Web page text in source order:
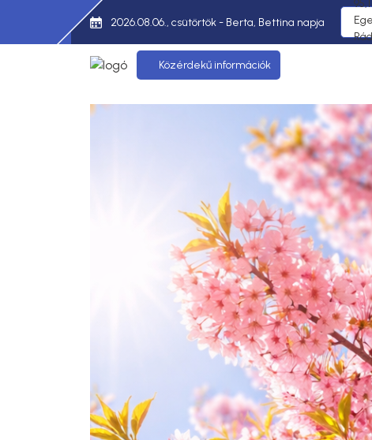
2026.08.06., csütörtök - Berta, Bettina napja
Közérdekű információk